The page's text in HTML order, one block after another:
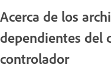
Acerca de los
dependientes del
controlador